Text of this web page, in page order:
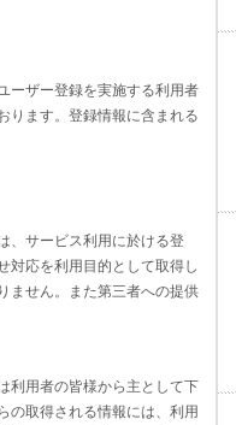
ーザー登録を実施する利用者
ります。登録情報に含まれる
、サービス利用に於ける登
対応を利用目的として取得し
ません。また第三者への提供
利用者の皆様から主として下
の取得される情報には、利用